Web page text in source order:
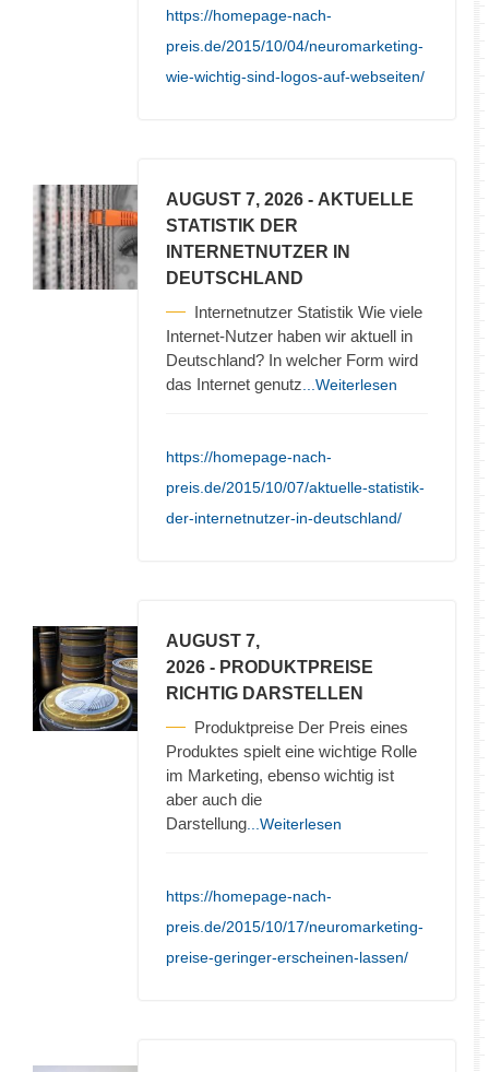
https://homepage-nach-
preis.de/2015/10/04/neuromarketing-
wie-wichtig-sind-logos-auf-webseiten/
AUGUST 7, 2026 - AKTUELLE
STATISTIK DER
INTERNETNUTZER IN
DEUTSCHLAND
Internetnutzer Statistik Wie viele
Internet-Nutzer haben wir aktuell in
Deutschland? In welcher Form wird
das Internet genutz ...Weiterlesen
https://homepage-nach-
preis.de/2015/10/07/aktuelle-statistik-
der-internetnutzer-in-deutschland/
AUGUST 7,
2026 - PRODUKTPREISE
RICHTIG DARSTELLEN
Produktpreise Der Preis eines
Produktes spielt eine wichtige Rolle
im Marketing, ebenso wichtig ist
aber auch die
Darstellung ...Weiterlesen
https://homepage-nach-
preis.de/2015/10/17/neuromarketing-
preise-geringer-erscheinen-lassen/